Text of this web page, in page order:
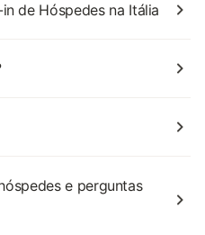
de Hóspedes na Itália
e perguntas